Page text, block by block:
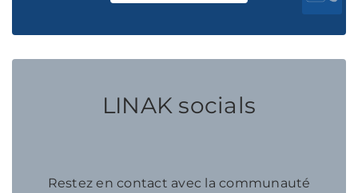
LINAK socials
Restez en contact avec la communauté